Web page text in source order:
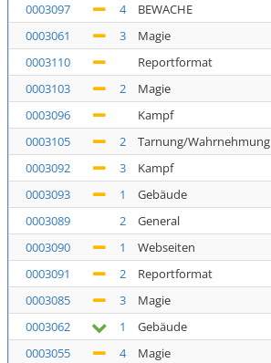
0003097
4 BEWACHE
0003061
3 Magie
0003110
Reportformat
0003103
2 Magie
0003096
Kampf
0003105
2 Tarnung/Wahrnehmung
0003092
3 Kampf
0003093
1 Gebäude
0003089
2 General
0003090
1 Webseiten
0003091
2 Reportformat
0003085
3 Magie
0003062
1 Gebäude
0003055
4 Magie